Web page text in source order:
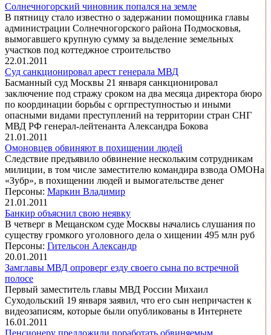
Солнечногорский чиновник попался на земле
В пятницу стало известно о задержании помощника главы
администрации Солнечногорского района Подмосковья,
вымогавшего крупную сумму за выделение земельных
участков под коттеджное строительство
22.01.2011
Суд санкционировал арест генерала МВД
Басманный суд Москвы 21 января санкционировал
заключение под стражу сроком на два месяца директора бюро
по координации борьбы с оргпреступностью и иными
опасными видами преступлений на территории стран СНГ
МВД РФ генерал-лейтенанта Александра Бокова
21.01.2011
Омоновцев обвиняют в похищении людей
Следствие предъявило обвинение нескольким сотрудникам
милиции, в том числе заместителю командира взвода ОМОНа
«Зубр», в похищении людей и вымогательстве денег
Персоны: Маркин Владимир
21.01.2011
Банкир объяснил свою неявку
В четверг в Мещанском суде Москвы начались слушания по
существу громкого уголовного дела о хищении 495 млн руб
Персоны: Гительсон Александр
20.01.2011
Замглавы МВД опроверг езду своего сына по встречной
полосе
Первый заместитель главы МВД России Михаил
Суходольский 19 января заявил, что его сын непричастен к
видеозаписям, которые были опубликованы в Интернете
16.01.2011
Пенсионеру предложили поработать обвиняемым